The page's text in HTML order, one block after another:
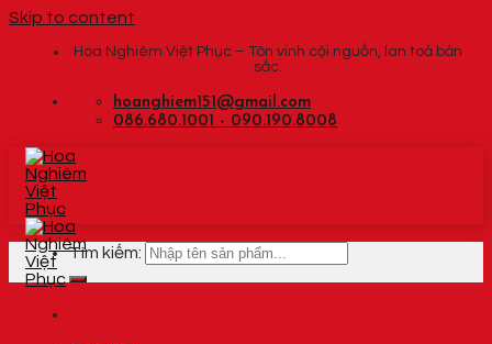
Skip to content
Hoa Nghiêm Việt Phục – Tôn vinh cội nguồn, lan toả bản
sắc.
hoanghiem151@gmail.com
086.680.1001 - 090.190.8008
Tìm kiếm: